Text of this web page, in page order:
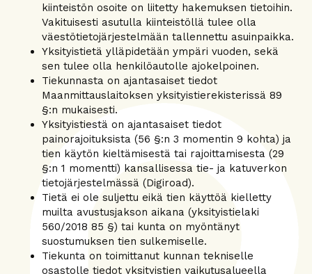
kiinteistön osoite on liitetty hakemuksen tietoihin.
Vakituisesti asutulla kiinteistöllä tulee olla
väestötietojärjestelmään tallennettu asuinpaikka.
Yksityistietä ylläpidetään ympäri vuoden, sekä
sen tulee olla henkilöautolle ajokelpoinen.
Tiekunnasta on ajantasaiset tiedot
Maanmittauslaitoksen yksityistierekisterissä 89
§:n mukaisesti.
Yksityistiestä on ajantasaiset tiedot
painorajoituksista (56 §:n 3 momentin 9 kohta) ja
tien käytön kieltämisestä tai rajoittamisesta (29
§:n 1 momentti) kansallisessa tie- ja katuverkon
tietojärjestelmässä (Digiroad).
Tietä ei ole suljettu eikä tien käyttöä kielletty
muilta avustusjakson aikana (yksityistielaki
560/2018 85 §) tai kunta on myöntänyt
suostumuksen tien sulkemiselle.
Tiekunta on toimittanut kunnan tekniselle
osastolle tiedot yksityistien vaikutusalueella